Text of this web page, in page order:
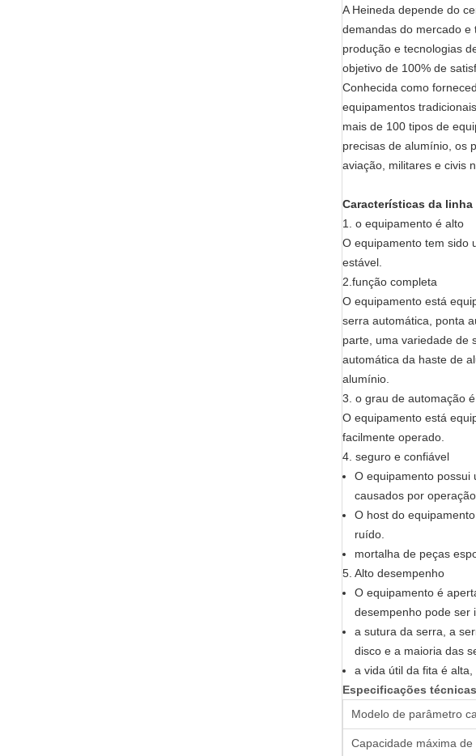
A Heineda depende do
demandas do mercado e
produção e tecnologias
objetivo de 100% de
Conhecida como
equipamentos
mais de 100 tipos de
precisas de alumínio, os
aviação, militares e civis
Características da
1. o equipamento é alto
O equipamento tem sido
estável.
2.função completa
O equipamento está
serra automática, ponta
parte, uma variedade de
automática da haste de
alumínio.
3. o grau de automação
O equipamento está
facilmente operado.
4. seguro e confiável
O equipamento possui
causados ​​por
O host do
ruído.
mortalha de peças
5. Alto desempenho
O equipamento é
desempenho pode ser
a sutura da serra, a
disco e a maioria das
a vida útil da fita é
Especificações
Modelo de parâmetro
Capacidade máxima de